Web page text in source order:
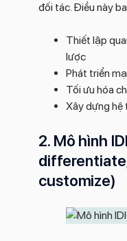
đối tác. Điều này
Thiết lập
lược
Phát triển
Tối ưu hóa
Xây dựng hệ
2. Mô hình
customize)